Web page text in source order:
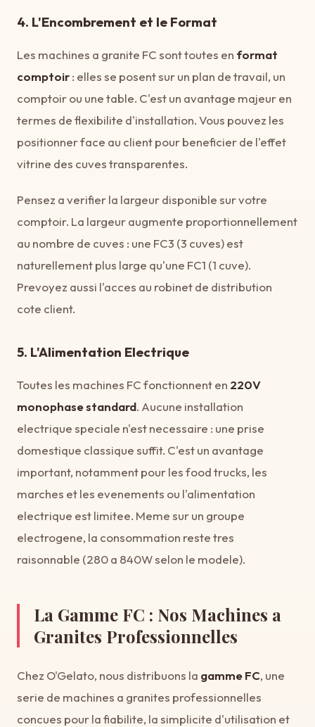
4. L'Encombrement et le Format
Les machines a granite FC sont toutes en format
comptoir: elles se posent sur un plan de travail, un
comptoir ou une table. C'est un avantage majeur en
termes de flexibilite d'installation. Vous pouvez les
positionner face au client pour beneficier de l'effet
vitrine des cuves transparentes.
Pensez a verifier la largeur disponible sur votre
comptoir. La largeur augmente proportionnellement
au nombre de cuves : une FC3 (3 cuves) est
naturellement plus large qu'une FC1 (1 cuve).
Prevoyez aussi l'acces au robinet de distribution
cote client.
5. L'Alimentation Electrique
Toutes les machines FC fonctionnent en 220V
monophase standard. Aucune installation
electrique speciale n'est necessaire : une prise
domestique classique suffit. C'est un avantage
important, notamment pour les food trucks, les
marches et les evenements ou l'alimentation
electrique est limitee. Meme sur un groupe
electrogene, la consommation reste tres
raisonnable (280 a 840W selon le modele).
La Gamme FC : Nos Machines a
Granites Professionnelles
Chez O'Gelato, nous distribuons la gamme FC, une
serie de machines a granites professionnelles
concues pour la fiabilite, la simplicite d'utilisation et